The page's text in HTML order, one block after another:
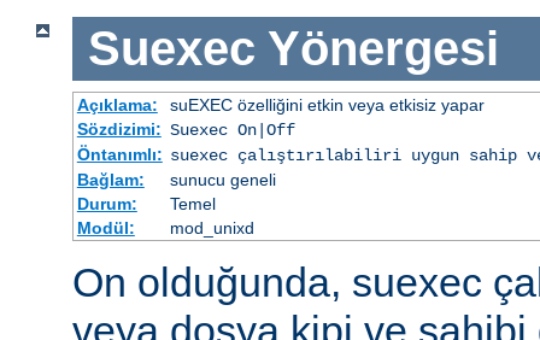
Suexec Yönergesi
Açıklama:
suEXEC özelliğini etkin veya etkisiz yapar
Sözdizimi: Suexec On|Off
Öntanımlı: suexec çalıştırılabiliri uygun sahip
Bağlam:
sunucu geneli
Durum:
Temel
Modül:
mod_unixd
On olduğunda, suexec
veya dosya kipi ve